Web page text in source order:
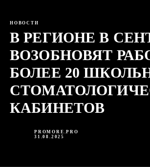
НОВОСТИ
В РЕГИОНЕ В
ВОЗОБНОВЯТ
БОЛЕЕ 20
КАБИНЕТОВ
PROMORE.PRO
31.08.2025